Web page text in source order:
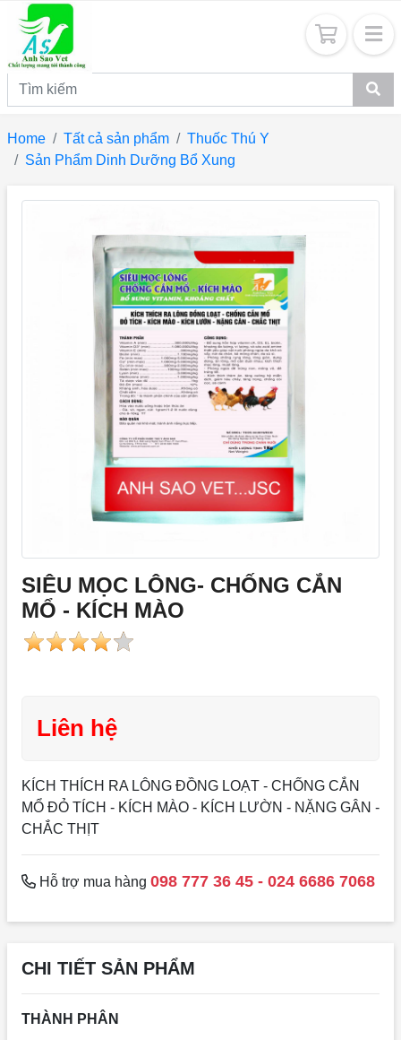
Home Tất cả sản phẩm
Thuốc Thú Y
Sản Phẩm Dinh Dưỡng Bổ Xung
SIÊU MỌC LÔNG- CHỐNG CẮN
MỔ - KÍCH MÀO
Liên hệ
KÍCH THÍCH RA LÔNG ĐỒNG LOẠT - CHỐNG CẮN
MỔ ĐỎ TÍCH - KÍCH MÀO - KÍCH LƯỜN - NẶNG GÂN -
CHẮC THỊT
Hỗ trợ mua hàng 098 777 36 45 - 024 6686 7068
CHI TIẾT SẢN PHẨM
THÀNH PHÂN